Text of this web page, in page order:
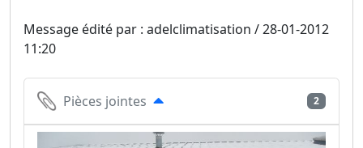
Message édité par : adelclimatisation / 28-01-2012
11:20
Pièces jointes 2